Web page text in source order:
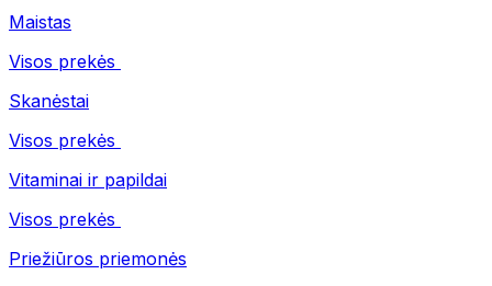
Maistas
Visos prekės
Skanėstai
Visos prekės
Vitaminai ir papildai
Visos prekės
Priežiūros priemonės